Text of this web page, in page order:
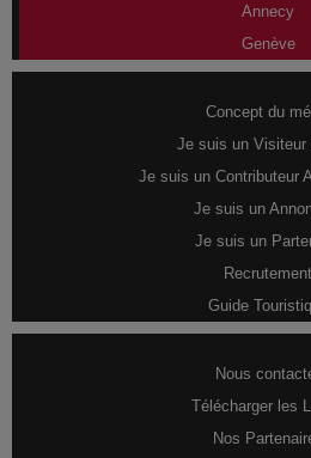
Annecy
Genève
Concept du
Je suis un Visiteur
Je suis un Contributeur
Je suis un
Je suis un
Recrutement
Guide
Nous
Télécharger les
Nos